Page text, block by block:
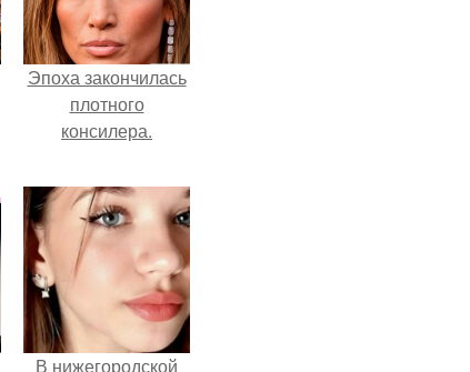
Эпоха закончилась
плотного
консилера.
В нижегородской